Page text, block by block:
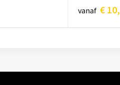
vanaf €